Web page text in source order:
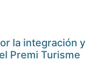
la integración y
Premi Turisme